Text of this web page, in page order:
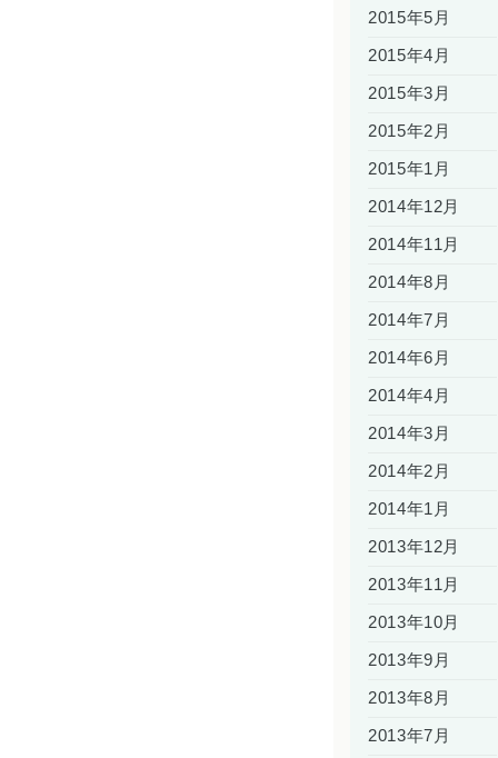
2015年5月
2015年4月
2015年3月
2015年2月
2015年1月
2014年12月
2014年11月
2014年8月
2014年7月
2014年6月
2014年4月
2014年3月
2014年2月
2014年1月
2013年12月
2013年11月
2013年10月
2013年9月
2013年8月
2013年7月